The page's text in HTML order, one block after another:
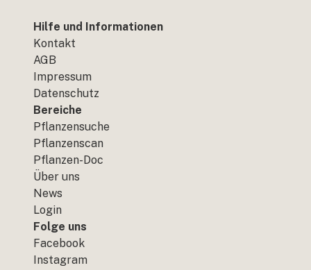
Hilfe und Informationen
Kontakt
AGB
Impressum
Datenschutz
Bereiche
Pflanzensuche
Pflanzenscan
Pflanzen-Doc
Über uns
News
Login
Folge uns
Facebook
Instagram